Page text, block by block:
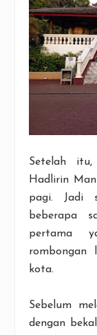
Setelah
Hadlirin
pagi. Jadi
beberapa
pertama
rombongan
kota.
Sebelum
dengan